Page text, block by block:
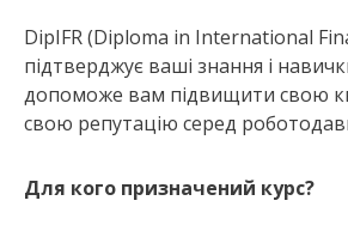
DipIFR (Diploma in International
підтверджує ваші знання і
допоможе вам підвищити свою
свою репутацію серед
Для кого призначений курс?